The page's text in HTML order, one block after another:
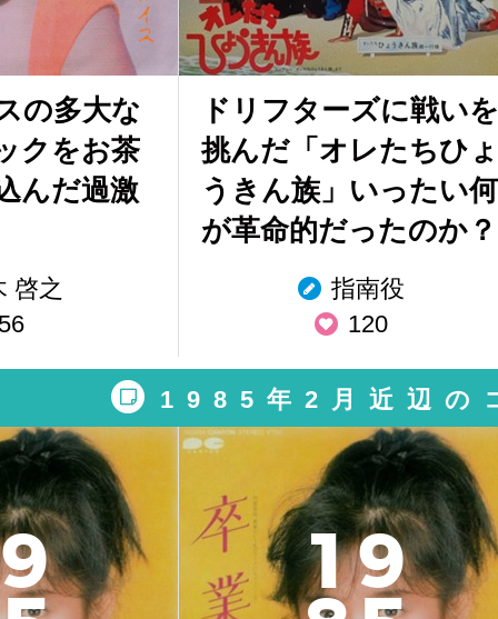
の多大な
クをお茶
んだ過激
啓之
ドリフターズに戦いを
挑んだ「オレたちひょ
うきん族」いったい何
が革命的だったのか？
指南役
120
1985年2月近辺の
9
19